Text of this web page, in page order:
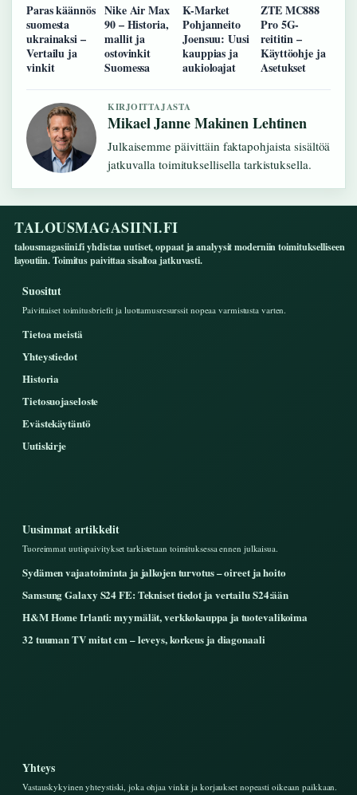
Paras käännös
suomesta
ukrainaksi –
Vertailu ja
vinkit
Nike Air Max
90 – Historia,
mallit ja
ostovinkit
Suomessa
K-Market
Pohjanneito
Joensuu: Uusi
kauppias ja
aukioloajat
ZTE MC888
Pro 5G-
reititin –
Käyttöohje ja
Asetukset
KIRJOITTAJASTA
Mikael Janne Makinen Lehtinen
Julkaisemme päivittäin faktapohjaista sisältöä
jatkuvalla toimituksellisella tarkistuksella.
TALOUSMAGASIINI.FI
talousmagasiini.fi yhdistaa uutiset, oppaat ja analyysit moderniin toimitukselliseen
layoutiin. Toimitus paivittaa sisaltoa jatkuvasti.
Suositut
Paivittaiset toimitusbriefit ja luottamusresurssit nopeaa varmistusta varten.
Tietoa meistä
Yhteystiedot
Historia
Tietosuojaseloste
Evästekäytäntö
Uutiskirje
Uusimmat artikkelit
Tuoreimmat uutispaivitykset tarkistetaan toimituksessa ennen julkaisua.
Sydämen vajaatoiminta ja jalkojen turvotus – oireet ja hoito
Samsung Galaxy S24 FE: Tekniset tiedot ja vertailu S24:ään
H&M Home Irlanti: myymälät, verkkokauppa ja tuotevalikoima
32 tuuman TV mitat cm – leveys, korkeus ja diagonaali
Yhteys
Vastauskykyinen yhteystiski, joka ohjaa vinkit ja korjaukset nopeasti oikeaan paikkaan.